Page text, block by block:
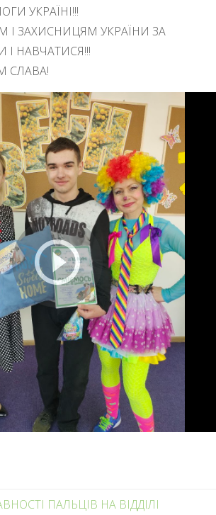
УКРАЇНІ!!!
І ЗАХИСНИЦЯМ УКРАЇНИ ЗА
І НАВЧАТИСЯ!!!
СЛАВА!
ПАЛЬЦІВ НА ВІДДІЛІ